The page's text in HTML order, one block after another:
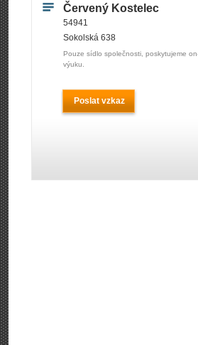
Červený Kostelec
54941
Sokolská 638
Pouze sídlo společnosti, poskytujeme
výuku.
Poslat vzkaz